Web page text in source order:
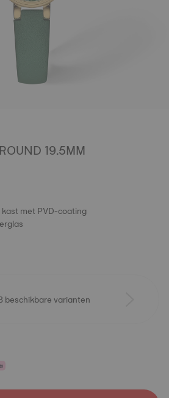
19.5MM
met PVD-coating
beschikbare varianten